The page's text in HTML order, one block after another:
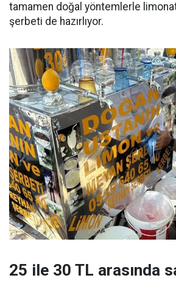
tamamen doğal yöntemlerle
şerbeti de hazırlıyor.
25 ile 30 TL arasında